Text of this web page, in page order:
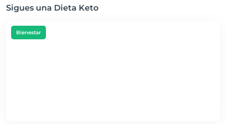
Sigues una Dieta Keto
Bienestar